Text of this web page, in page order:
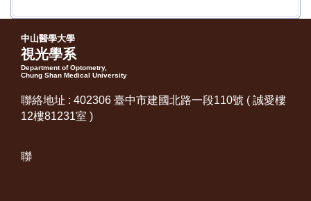
中山醫學大學
視光學系
Department of Optometry,
Chung Shan Medical University
聯絡地址 : 402306 臺中市建國北路一段110號 ( 誠愛樓
12樓81231室 )
聯